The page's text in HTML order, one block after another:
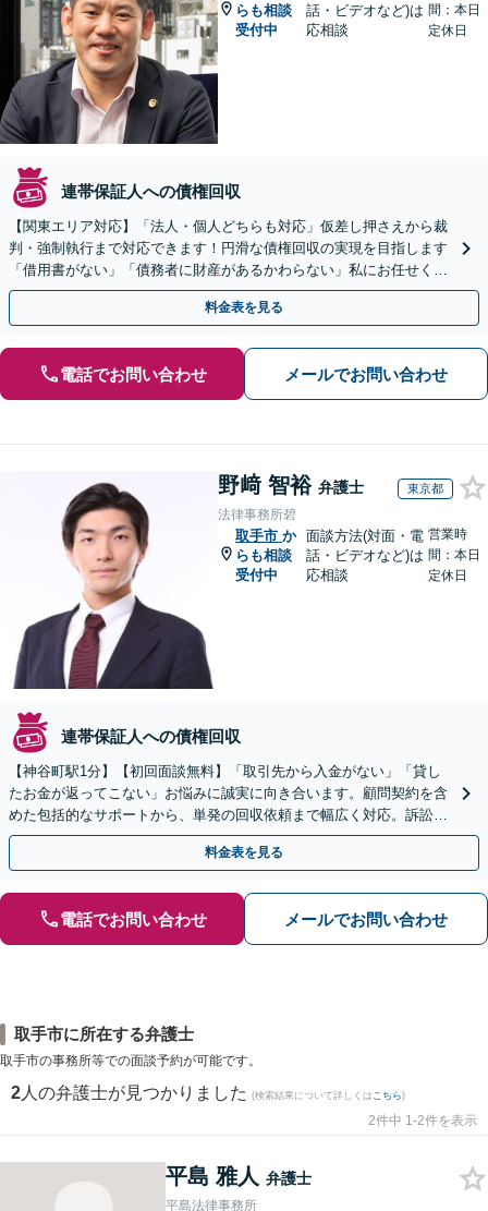
らも相談
受付中
話・ビデオなど)は
応相談
間：本日
定休日
連帯保証人への債権回収
【関東エリア対応】「法人・個人どちらも対応」仮差し押さえから裁
判・強制執行まで対応できます！円滑な債権回収の実現を目指します
「借用書がない」「債務者に財産があるかわらない」私にお任せくだ
さい！【分割払いあり】【休日・夜間相談可】
料金表を見る
電話でお問い合わせ メールでお問い合わせ
野﨑 智裕 弁護士 東京都
法律事務所碧
取手市 か
らも相談
受付中
面談方法(対面・電
話・ビデオなど)は
応相談
営業時
間：本日
定休日
連帯保証人への債権回収
【神谷町駅1分】【初回面談無料】「取引先から入金がない」「貸し
たお金が返ってこない」お悩みに誠実に向き合います。顧問契約を含
めた包括的なサポートから、単発の回収依頼まで幅広く対応。訴訟や
交渉で、権利を守るために尽力【夜間相談可】
料金表を見る
電話でお問い合わせ メールでお問い合わせ
取手市に所在する弁護士
取手市の事務所等での面談予約が可能です。
2 人の弁護士が見つかりました (検索結果について詳しくは こちら)
2件中 1-2件を表示
平島 雅人 弁護士
平島法律事務所